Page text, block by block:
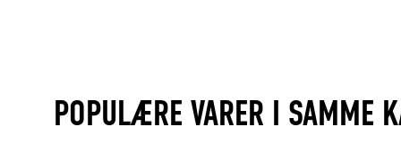
POPULÆRE VARER I SAMME